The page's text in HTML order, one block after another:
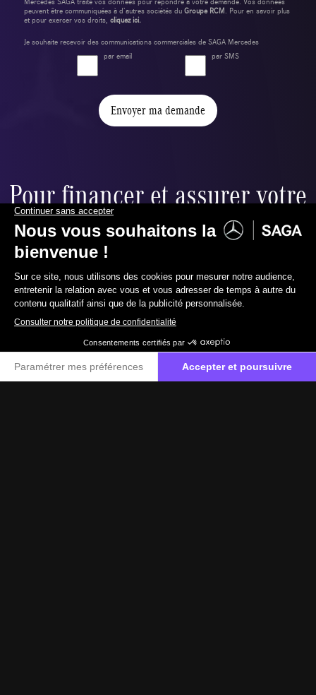
067 88 99 00
peuvent être communiquées à d’autres sociétés du Groupe RCM. Pour en savoir plus
et pour exercer vos droits, cliquez ici.
Je souhaite recevoir des communications commerciales de SAGA Mercedes
par email
par SMS
Envoyer ma demande
Pour financer et assurer votre
nouvelle voiture,
nous vous proposons :
Financement ballon
résiduelle